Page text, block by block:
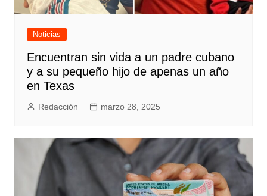
Noticias
Encuentran sin vida a un padre cubano
y a su pequeño hijo de apenas un año
en Texas
Redacción marzo 28, 2025